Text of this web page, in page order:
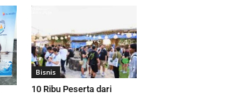
Bisnis
10 Ribu Peserta dari